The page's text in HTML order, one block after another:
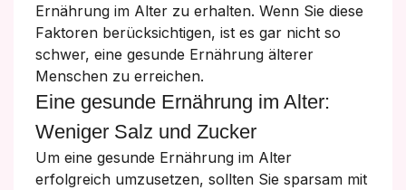
Ernährung im Alter zu erhalten. Wenn Sie diese
Faktoren berücksichtigen, ist es gar nicht so
schwer, eine gesunde Ernährung älterer
Menschen zu erreichen.
Eine gesunde Ernährung im Alter:
Weniger Salz und Zucker
Um eine gesunde Ernährung im Alter
erfolgreich umzusetzen, sollten Sie sparsam mit